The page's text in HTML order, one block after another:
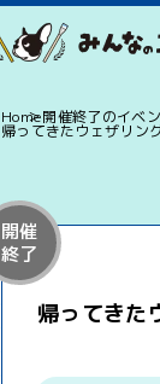
Home開催終了のイベ
帰ってきたウェザリン
開催
終了
帰ってきた